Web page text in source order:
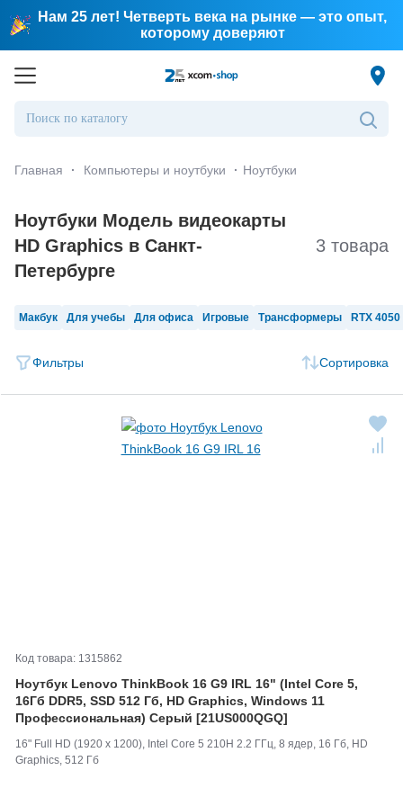
Нам 25 лет! Четверть века на рынке — это опыт,
которому доверяют
Главная · Компьютеры и ноутбуки · Ноутбуки
Ноутбуки Модель видеокарты
HD Graphics в Санкт-
Петербургe
3 товара
Макбук Для учебы Для офиса Игровые Трансформеры RTX 4050
Фильтры Сортировка
Код товара: 1315862
Ноутбук Lenovo ThinkBook 16 G9 IRL 16" (Intel Core 5,
16Гб DDR5, SSD 512 Гб, HD Graphics, Windows 11
Профессиональная) Серый [21US000QGQ]
16" Full HD (1920 x 1200), Intel Core 5 210H 2.2 ГГц, 8 ядер, 16 Гб, HD
Graphics, 512 Гб